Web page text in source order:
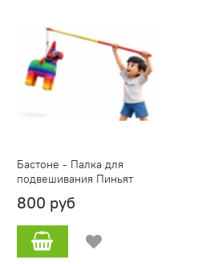
Бастоне - Палка для
подвешивания Пиньят
800 руб